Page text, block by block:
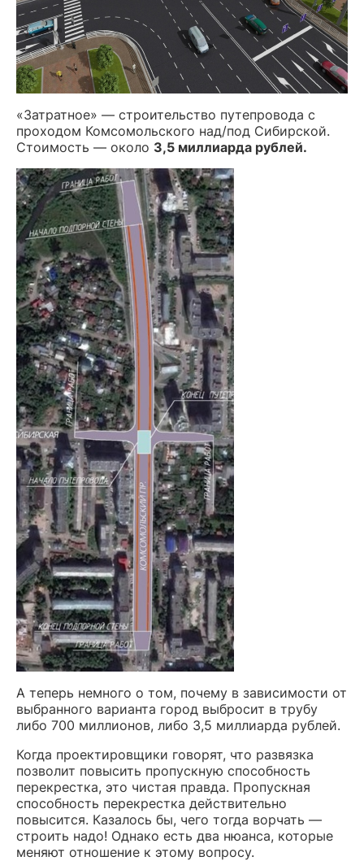
«Затратное» — строительство путепровода с
проходом Комсомольского над/под Сибирской.
Стоимость — около 3,5 миллиарда рублей.
А теперь немного о том, почему в зависимости от
выбранного варианта город выбросит в трубу
либо 700 миллионов, либо 3,5 миллиарда рублей.
Когда проектировщики говорят, что развязка
позволит повысить пропускную способность
перекрестка, это чистая правда. Пропускная
способность перекрестка действительно
повысится. Казалось бы, чего тогда ворчать —
строить надо! Однако есть два нюанса, которые
меняют отношение к этому вопросу.